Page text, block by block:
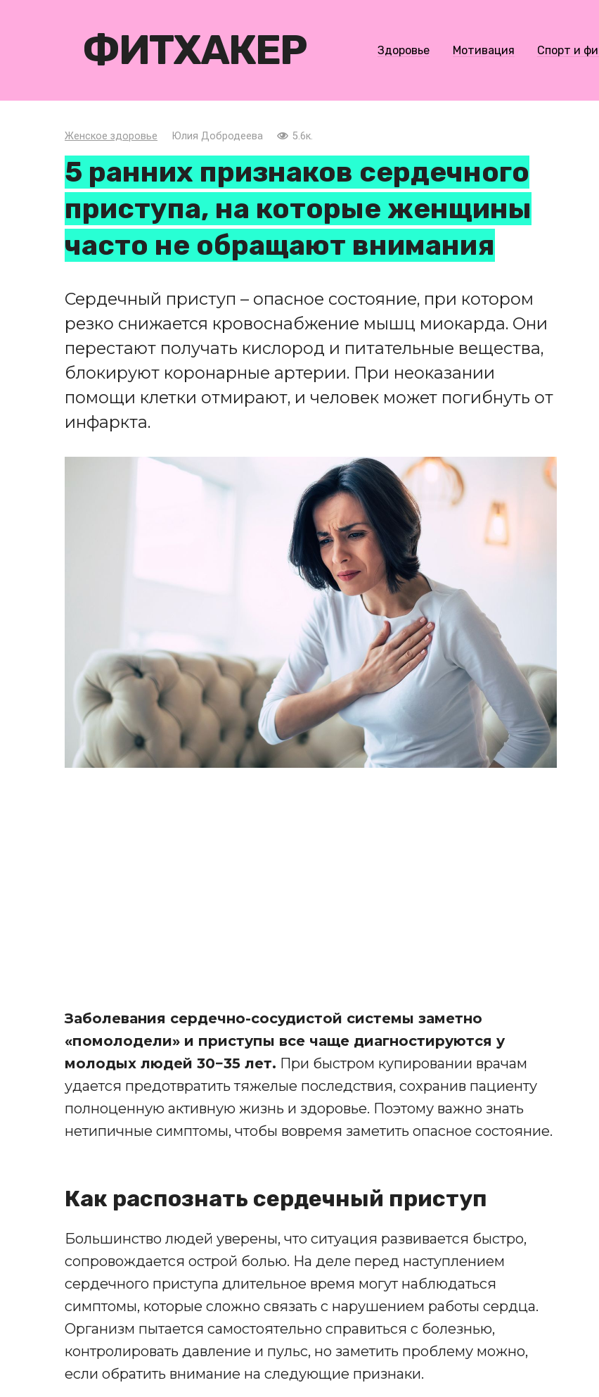
ФИТХАКЕР Здоровье Мотивация Спорт и
Женское здоровье Юлия Добродеева 5.6к.
5 ранних признаков сердечного
приступа, на которые женщины
часто не обращают внимания
Сердечный приступ – опасное состояние, при котором
резко снижается кровоснабжение мышц миокарда. Они
перестают получать кислород и питательные вещества,
блокируют коронарные артерии. При неоказании
помощи клетки отмирают, и человек может погибнуть от
инфаркта.
Заболевания сердечно-сосудистой системы заметно
«помолодели» и приступы все чаще диагностируются у
молодых людей 30−35 лет. При быстром купировании врачам
удается предотвратить тяжелые последствия, сохранив пациенту
полноценную активную жизнь и здоровье. Поэтому важно знать
нетипичные симптомы, чтобы вовремя заметить опасное состояние.
Как распознать сердечный приступ
Большинство людей уверены, что ситуация развивается быстро,
сопровождается острой болью. На деле перед наступлением
сердечного приступа длительное время могут наблюдаться
симптомы, которые сложно связать с нарушением работы сердца.
Организм пытается самостоятельно справиться с болезнью,
контролировать давление и пульс, но заметить проблему можно,
если обратить внимание на следующие признаки.